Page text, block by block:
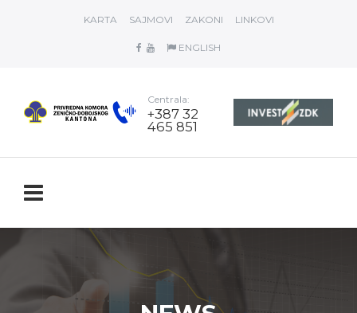
KARTA SAJMOVI ZAKONI LINKOVI
ENGLISH
Centrala:
+387 32
465 851